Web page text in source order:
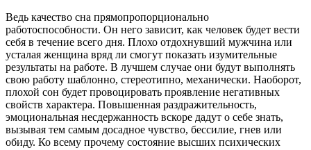
Ведь качество сна прямопропорционально
работоспособности. Он него зависит, как человек будет вести
себя в течение всего дня. Плохо отдохнувший мужчина или
усталая женщина вряд ли смогут показать изумительные
результаты на работе. В лучшем случае они будут выполнять
свою работу шаблонно, стереотипно, механически. Наоборот,
плохой сон будет провоцировать проявление негативных
свойств характера. Повышенная раздражительность,
эмоциональная несдержанность вскоре дадут о себе знать,
вызывая тем самым досадное чувство, бессилие, гнев или
обиду. Ко всему прочему состояние высших психических